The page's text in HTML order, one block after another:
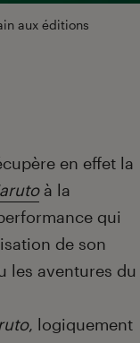
aux éditions
en effet la
à la
qui
de son
les aventures du
, logiquement